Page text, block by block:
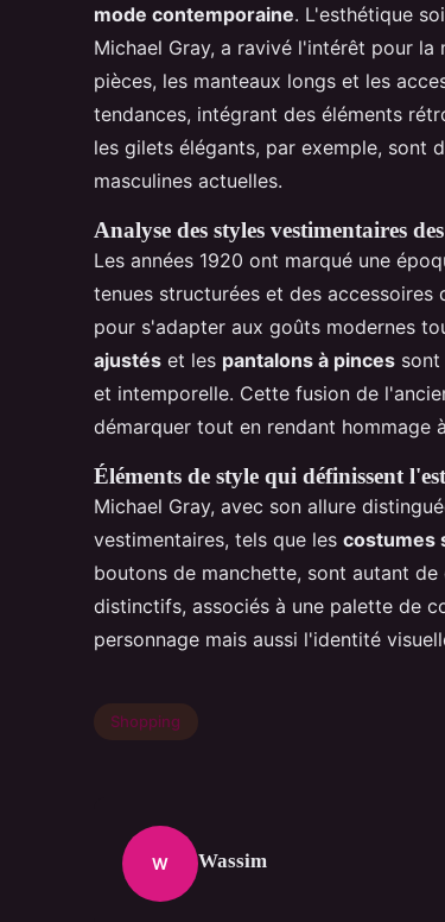
mode contemporaine. L'esthétique
Michael Gray, a ravivé l'intérêt pour
pièces, les manteaux longs et les
tendances, intégrant des éléments
les gilets élégants, par exemple, sont
masculines actuelles.
Analyse des styles vestimentaires
Les années 1920 ont marqué une
tenues structurées et des
pour s'adapter aux goûts modernes
ajustés et les pantalons à pinces
et intemporelle. Cette fusion de
démarquer tout en rendant hommage
Éléments de style qui définissent
Michael Gray, avec son allure
vestimentaires, tels que les costumes
boutons de manchette, sont autant
distinctifs, associés à une palette de
personnage mais aussi l'identité
Shopping
W Wassim